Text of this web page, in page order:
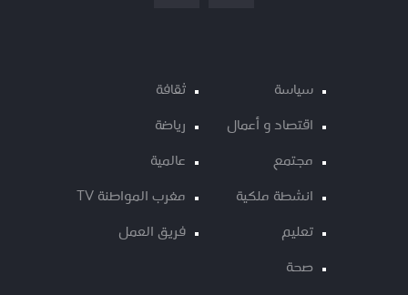
سياسة
اقتصاد و أعمال
مجتمع
انشطة ملكية
تعليم
صحة
ثقافة
رياضة
عالمية
مغرب المواطنة TV
فريق العمل